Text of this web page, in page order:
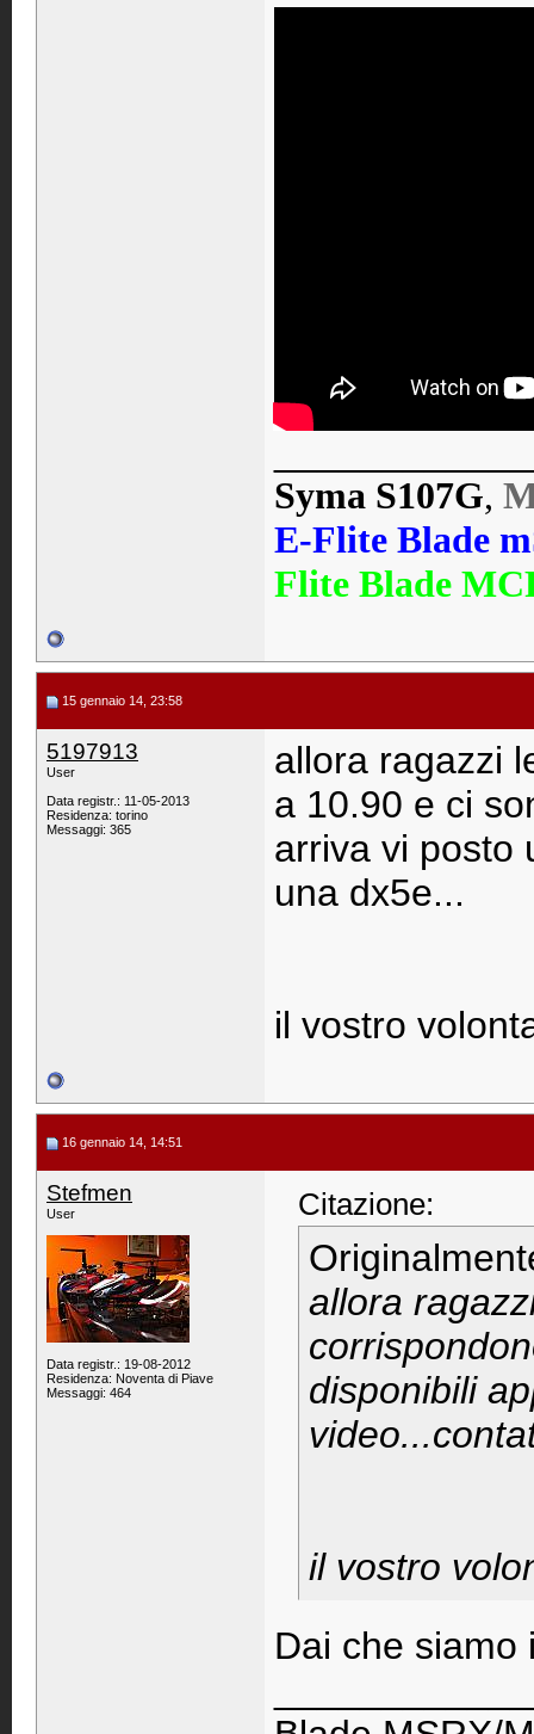
Syma S107G,
E-Flite Blade
Flite Blade
15 gennaio 14, 23:58
5197913
User
Data registr.: 11-05-2013
Residenza: torino
Messaggi: 365
allora ragazzi
a 10.90 e ci
arriva vi posto
una dx5e...
il vostro
16 gennaio 14, 14:51
Stefmen
User
Data registr.: 19-08-2012
Residenza: Noventa di Piave
Messaggi: 464
Citazione:
allora
disponibili
il vostro
Dai che siamo